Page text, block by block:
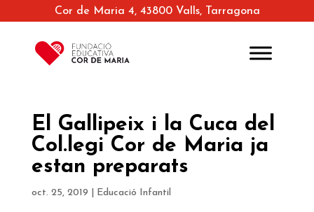
Cor de Maria 4, 43800 Valls, Tarragona
El Gallipeix i la Cuca del
Col.legi Cor de Maria ja
estan preparats
oct. 25, 2019 Educació Infantil